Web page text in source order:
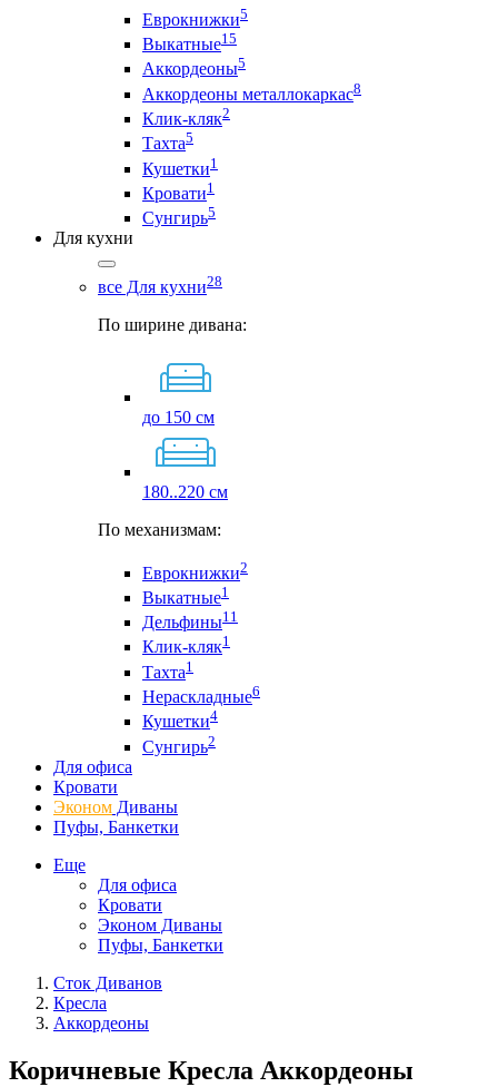
Еврокнижки5
Выкатные15
Аккордеоны5
Аккордеоны металлокаркас8
Клик-кляк2
Тахта5
Кушетки1
Кровати1
Сунгирь5
Для кухни
все Для кухни28
По ширине дивана:
до 150 см
180..220 см
По механизмам:
Еврокнижки2
Выкатные1
Дельфины11
Клик-кляк1
Тахта1
Нераскладные6
Кушетки4
Сунгирь2
Для офиса
Кровати
Эконом Диваны
Пуфы, Банкетки
Еще
Для офиса
Кровати
Эконом Диваны
Пуфы, Банкетки
Сток Диванов
Кресла
Аккордеоны
Коричневые Кресла Аккордеоны